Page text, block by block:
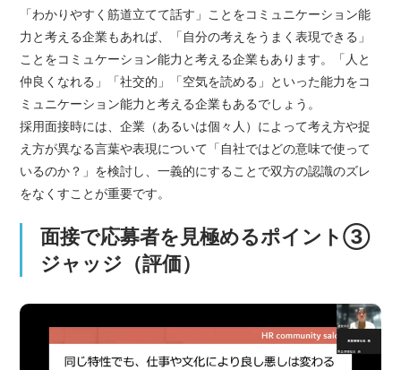
「わかりやすく筋道立てて話す」ことをコミュニケーション能
力と考える企業もあれば、「自分の考えをうまく表現できる」
ことをコミュケーション能力と考える企業もあります。「人と
仲良くなれる」「社交的」「空気を読める」といった能力をコ
ミュニケーション能力と考える企業もあるでしょう。
採用面接時には、企業（あるいは個々人）によって考え方や捉
え方が異なる言葉や表現について「自社ではどの意味で使って
いるのか？」を検討し、一義的にすることで双方の認識のズレ
をなくすことが重要です。
面接で応募者を見極めるポイント③
ジャッジ（評価）